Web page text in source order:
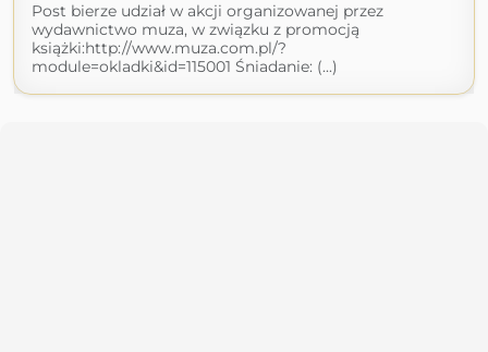
Post bierze udział w akcji organizowanej przez
wydawnictwo muza, w związku z promocją
książki:http://www.muza.com.pl/?
module=okladki&id=115001 Śniadanie: (...)